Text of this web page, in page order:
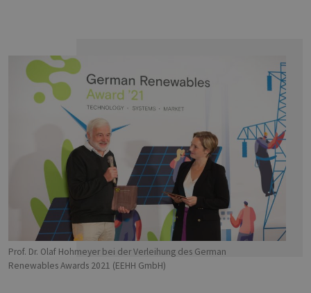
Prof. Dr. Olaf Hohmeyer bei der Verleihung des German
Renewables Awards 2021 (EEHH GmbH)